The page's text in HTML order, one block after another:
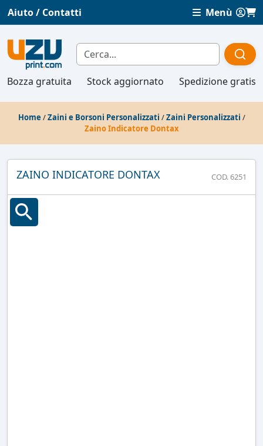
Aiuto / Contatti Menù
Bozza gratuita Stock aggiornato Spedizione gratis
Home /Zaini e Borsoni Personalizzati /Zaini Personalizzati /
Zaino Indicatore Dontax
ZAINO INDICATORE DONTAX COD. 6251